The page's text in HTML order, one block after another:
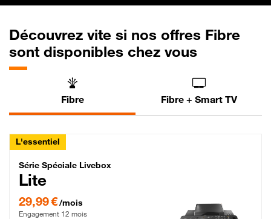
Découvrez vite si nos offres Fibre
sont disponibles chez vous
Fibre Fibre + Smart TV
L'essentiel
Série Spéciale Livebox Lite Fibre
Série Spéciale Livebox
Lite
29,99 €/mois
Engagement 12 mois